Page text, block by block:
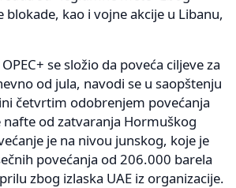
kao i vojne akcije u Libanu,
se složio da poveća ciljeve za
od jula, navodi se u saopštenju
četvrtim odobrenjem povećanja
od zatvaranja Hormuškog
je na nivou junskog, koje je
povećanja od 206.000 barela
zbog izlaska UAE iz organizacije.